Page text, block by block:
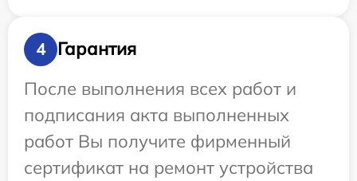
4
Гарантия
После выполнения всех работ и
подписания акта выполненных
работ Вы получите фирменный
сертификат на ремонт устройства